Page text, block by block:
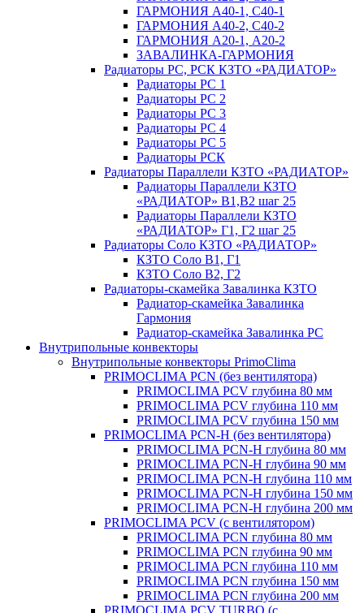
ГАРМОНИЯ А40-1, С40-1
ГАРМОНИЯ А40-2, С40-2
ГАРМОНИЯ А20-1, А20-2
ЗАВАЛИНКА-ГАРМОНИЯ
Радиаторы РС, РСК КЗТО «РАДИАТОР»
Радиаторы РС 1
Радиаторы РС 2
Радиаторы РС 3
Радиаторы РС 4
Радиаторы РС 5
Радиаторы РСК
Радиаторы Параллели КЗТО «РАДИАТОР»
Радиаторы Параллели КЗТО
«РАДИАТОР» В1,В2 шаг 25
Радиаторы Параллели КЗТО
«РАДИАТОР» Г1, Г2 шаг 25
Радиаторы Соло КЗТО «РАДИАТОР»
КЗТО Соло В1, Г1
КЗТО Соло В2, Г2
Радиаторы-скамейка Завалинка КЗТО
Радиатор-скамейка Завалинка
Гармония
Радиатор-скамейка Завалинка РС
Внутрипольные конвекторы
Внутрипольные конвекторы PrimoClima
PRIMOCLIMA PCN (без вентилятора)
PRIMOCLIMA PCV глубина 80 мм
PRIMOCLIMA PCV глубина 110 мм
PRIMOCLIMA PCV глубина 150 мм
PRIMOCLIMA PCN-H (без вентилятора)
PRIMOCLIMA PCN-H глубина 80 мм
PRIMOCLIMA PCN-H глубина 90 мм
PRIMOCLIMA PCN-H глубина 110 мм
PRIMOCLIMA PCN-H глубина 150 мм
PRIMOCLIMA PCN-H глубина 200 мм
PRIMOCLIMA PCV (c вентилятором)
PRIMOCLIMA PCN глубина 80 мм
PRIMOCLIMA PCN глубина 90 мм
PRIMOCLIMA PCN глубина 110 мм
PRIMOCLIMA PCN глубина 150 мм
PRIMOCLIMA PCN глубина 200 мм
PRIMOCLIMA PCV TURBO (c